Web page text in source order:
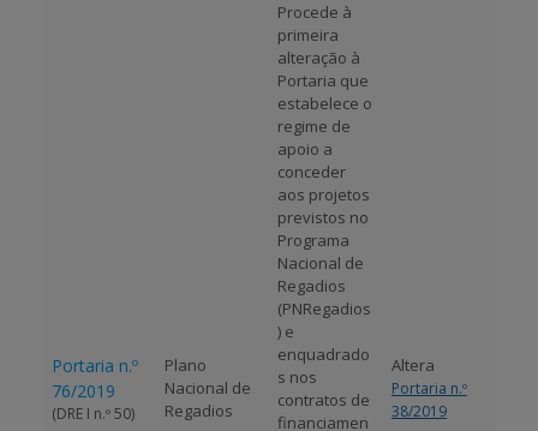
Portaria n.º
76/2019
(DRE I n.º 50)
Plano
Nacional de
Regadios
Procede à
primeira
alteração à
Portaria que
estabelece o
regime de
apoio a
conceder
aos projetos
previstos no
Programa
Nacional de
Regadios
(PNRegadios
) e
enquadrado
s nos
contratos de
financiamen
Altera
Portaria n.º
38/2019